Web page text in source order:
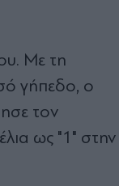
Με τη
γήπεδο, ο
τον
ως "1" στην